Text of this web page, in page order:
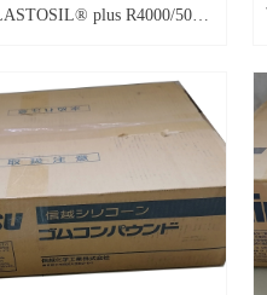
plus R4000/50-